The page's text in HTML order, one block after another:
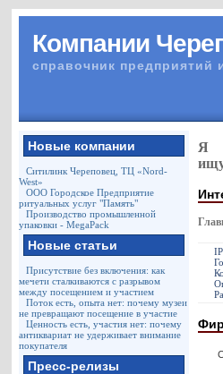
Компании
справочник предприятий
Новые компании
Ситилинк Череповец, ТЦ «Nord-
West»
ООО Городское Предприятие
ритуальных услуг "Память"
Производство промышленной
упаковки - MegaPack
Новые статьи
Присутствие без включения: как
мечети сталкиваются с разрывом
между посещением и участием
Поток есть, опыта нет: почему музеи
не превращают посещение в участие
Ценность есть, участия нет: почему
антиквариат не удерживает внимание
покупателя
Пресс-релизы
Я